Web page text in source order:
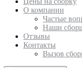
О компании
Частые
Наши
Отзывы
Контакты
Вызов